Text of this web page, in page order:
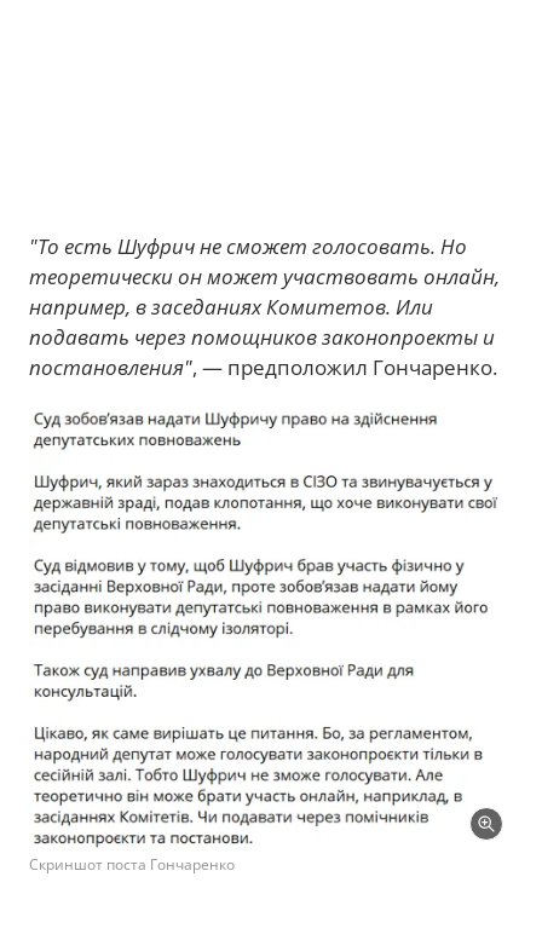
"То есть Шуфрич не сможет голосовать. Но
теоретически он может участвовать онлайн,
например, в заседаниях Комитетов. Или
подавать через помощников законопроекты и
постановления", — предположил Гончаренко.
Скриншот поста Гончаренко